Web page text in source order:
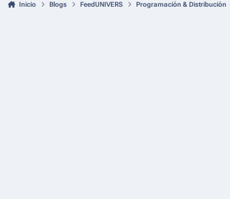
Inicio Blogs FeedUNIVERS Programación & Distribución